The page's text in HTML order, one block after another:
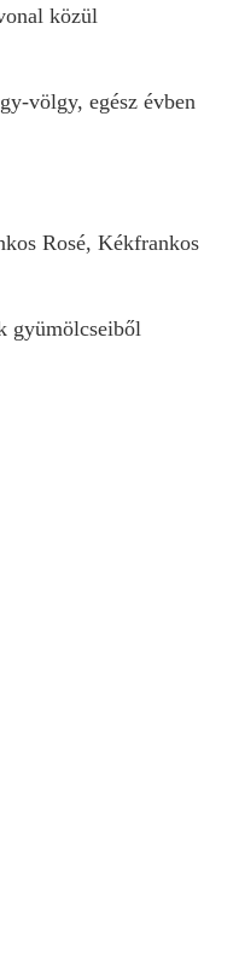
közül
völgy, egész évben
Rosé, Kékfrankos
gyümölcseiből